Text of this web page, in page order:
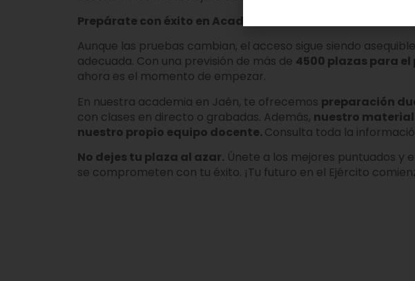
Prepárate con éxito en Academia Ceca
Aunque las pruebas cambian, el acceso sigue siendo
adecuada. Con una previsión de más de 4500 plazas para el
ahora es el momento de empezar.
En nuestra academia en Jaén, te ofrecemos preparación
con clases en directo o grabadas. Además, nuestro
nuestro propio equipo docente. Consulta toda la
No dejes tu plaza al azar. Únete a los mejores puntuados y
se comprometen con tu éxito. ¡Tu futuro en el Ejército